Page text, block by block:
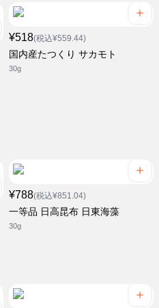
¥518(税込¥559.44)
国内産たつくり サカモト
30g
¥788(税込¥851.04)
一等品 日高昆布 日東海藻
30g